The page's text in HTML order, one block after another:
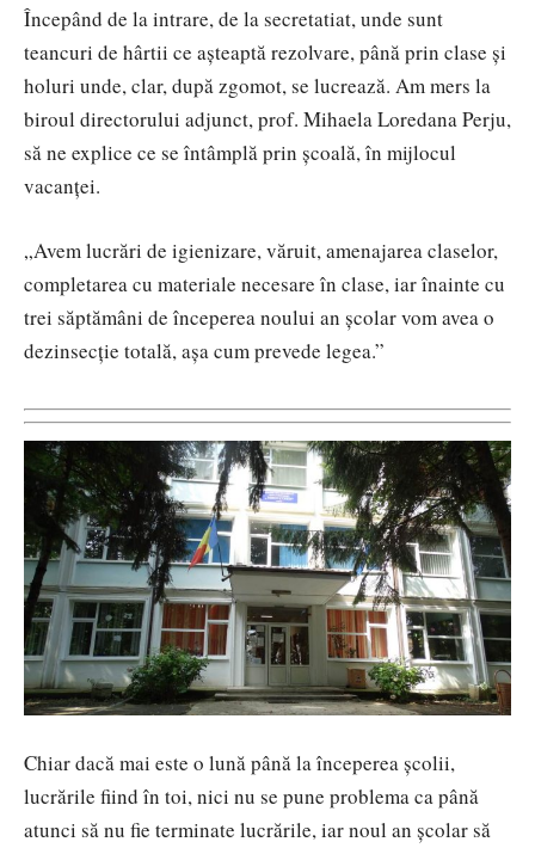
Începând de la intrare, de la secretatiat, unde sunt
teancuri de hârtii ce așteaptă rezolvare, până prin clase și
holuri unde, clar, după zgomot, se lucrează. Am mers la
biroul directorului adjunct, prof. Mihaela Loredana Perju,
să ne explice ce se întâmplă prin școală, în mijlocul
vacanței.
„Avem lucrări de igienizare, văruit, amenajarea claselor,
completarea cu materiale necesare în clase, iar înainte cu
trei săptămâni de începerea noului an școlar vom avea o
dezinsecție totală, așa cum prevede legea.”
Chiar dacă mai este o lună până la începerea școlii,
lucrările fiind în toi, nici nu se pune problema ca până
atunci să nu fie terminate lucrările, iar noul an școlar să